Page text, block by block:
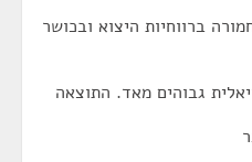
ברווחיות היצוא ובכושר
גבוהים מאד. התוצאה